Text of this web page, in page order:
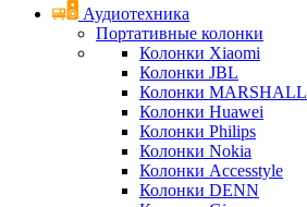
Аудиотехника
Портативные колонки
Колонки Xiaomi
Колонки JBL
Колонки MARSHALL
Колонки Huawei
Колонки Philips
Колонки Nokia
Колонки Accesstyle
Колонки DENN